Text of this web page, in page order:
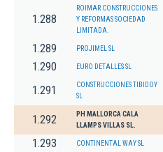
1.288
ROIMAR CONSTRUCCIONES
Y REFORMAS SOCIEDAD
LIMITADA.
1.289 PROJIMEL SL
1.290 EURO DETALLES SL
1.291
CONSTRUCCIONES TIBIDOY
SL
1.292
PH MALLORCA CALA
LLAMPS VILLAS SL.
1.293 CONTINENTAL WAY SL